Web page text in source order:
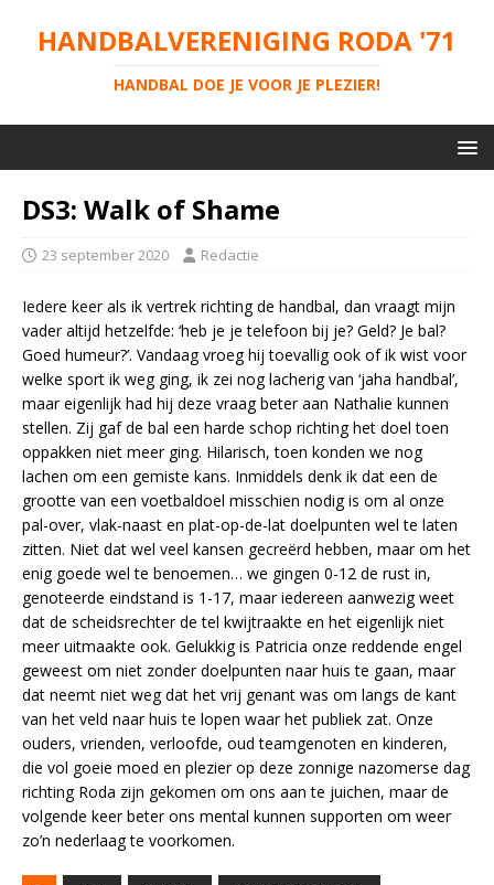
HANDBALVERENIGING RODA '71
HANDBAL DOE JE VOOR JE PLEZIER!
DS3: Walk of Shame
23 september 2020 Redactie
Iedere keer als ik vertrek richting de handbal, dan vraagt mijn
vader altijd hetzelfde: ‘heb je je telefoon bij je? Geld? Je bal?
Goed humeur?’. Vandaag vroeg hij toevallig ook of ik wist voor
welke sport ik weg ging, ik zei nog lacherig van ‘jaha handbal’,
maar eigenlijk had hij deze vraag beter aan Nathalie kunnen
stellen. Zij gaf de bal een harde schop richting het doel toen
oppakken niet meer ging. Hilarisch, toen konden we nog
lachen om een gemiste kans. Inmiddels denk ik dat een de
grootte van een voetbaldoel misschien nodig is om al onze
pal-over, vlak-naast en plat-op-de-lat doelpunten wel te laten
zitten. Niet dat wel veel kansen gecreërd hebben, maar om het
enig goede wel te benoemen… we gingen 0-12 de rust in,
genoteerde eindstand is 1-17, maar iedereen aanwezig weet
dat de scheidsrechter de tel kwijtraakte en het eigenlijk niet
meer uitmaakte ook. Gelukkig is Patricia onze reddende engel
geweest om niet zonder doelpunten naar huis te gaan, maar
dat neemt niet weg dat het vrij genant was om langs de kant
van het veld naar huis te lopen waar het publiek zat. Onze
ouders, vrienden, verloofde, oud teamgenoten en kinderen,
die vol goeie moed en plezier op deze zonnige nazomerse dag
richting Roda zijn gekomen om ons aan te juichen, maar de
volgende keer beter ons mental kunnen supporten om weer
zo’n nederlaag te voorkomen.